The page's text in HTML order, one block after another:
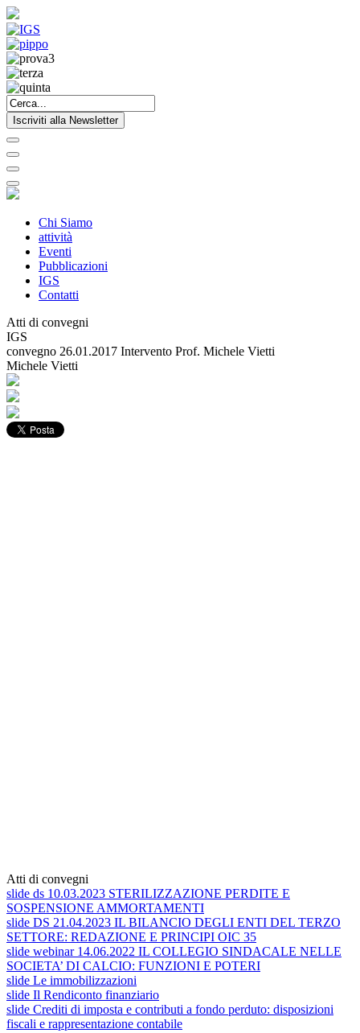
Iscriviti alla Newsletter
Chi Siamo
attività
Eventi
Pubblicazioni
IGS
Contatti
Atti di convegni
IGS
convegno 26.01.2017 Intervento Prof. Michele Vietti
Michele Vietti
Atti di convegni
slide ds 10.03.2023 STERILIZZAZIONE PERDITE E
SOSPENSIONE AMMORTAMENTI
slide DS 21.04.2023 IL BILANCIO DEGLI ENTI DEL TERZO
SETTORE: REDAZIONE E PRINCIPI OIC 35
slide webinar 14.06.2022 IL COLLEGIO SINDACALE NELLE
SOCIETA’ DI CALCIO: FUNZIONI E POTERI
slide Le immobilizzazioni
slide Il Rendiconto finanziario
slide Crediti di imposta e contributi a fondo perduto: disposizioni
fiscali e rappresentazione contabile